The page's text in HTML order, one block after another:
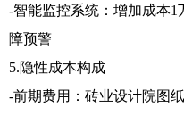
-智能监控系统：增加成本1
障预警
5.隐性成本构成
-前期费用：砖业设计院图